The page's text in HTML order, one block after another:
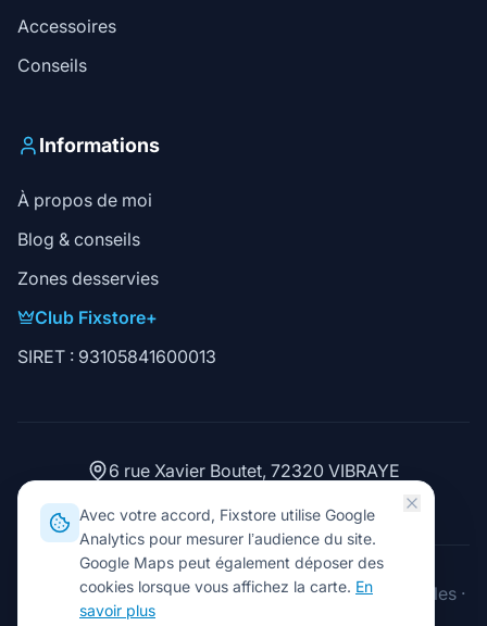
Accessoires
Conseils
Informations
À propos de moi
Blog & conseils
Zones desservies
Club Fixstore+
SIRET : 93105841600013
6 rue Xavier Boutet, 72320 VIBRAYE
Fixstore. Tous droits réservés. · Mentions légales ·
Gérer les cookies
Avec votre accord, Fixstore utilise Google
Analytics pour mesurer l’audience du site.
Google Maps peut également déposer des
cookies lorsque vous affichez la carte. En
savoir plus